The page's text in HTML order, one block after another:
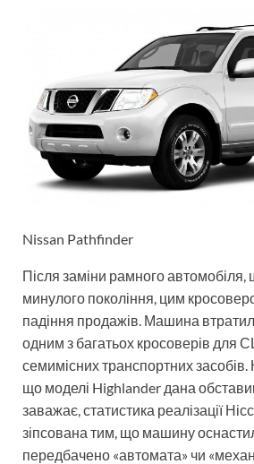
Nissan Pathfinder
Після заміни рамного автомобіля,
минулого покоління, цим
падіння продажів. Машина
одним з багатьох кросоверів для
семимісних транспортних
що моделі Highlander дана
заважає, статистика реалізації
зіпсована тим, що машину
передбачено «автомата» чи